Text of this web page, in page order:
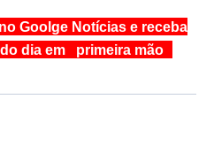
Goolge Notícias e receba
dia em primeira mão